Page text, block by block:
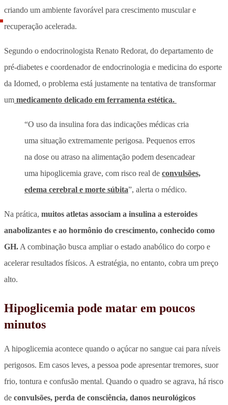
criando um ambiente favorável para crescimento muscular e
recuperação acelerada.
Segundo o endocrinologista Renato Redorat, do departamento de
pré-diabetes e coordenador de endocrinologia e medicina do esporte
da Idomed, o problema está justamente na tentativa de transformar
um medicamento delicado em ferramenta estética.
“O uso da insulina fora das indicações médicas cria
uma situação extremamente perigosa. Pequenos erros
na dose ou atraso na alimentação podem desencadear
uma hipoglicemia grave, com risco real de convulsões,
edema cerebral e morte súbita”, alerta o médico.
Na prática, muitos atletas associam a insulina a esteroides
anabolizantes e ao hormônio do crescimento, conhecido como
GH. A combinação busca ampliar o estado anabólico do corpo e
acelerar resultados físicos. A estratégia, no entanto, cobra um preço
alto.
Hipoglicemia pode matar em poucos
minutos
A hipoglicemia acontece quando o açúcar no sangue cai para níveis
perigosos. Em casos leves, a pessoa pode apresentar tremores, suor
frio, tontura e confusão mental. Quando o quadro se agrava, há risco
de convulsões, perda de consciência, danos neurológicos